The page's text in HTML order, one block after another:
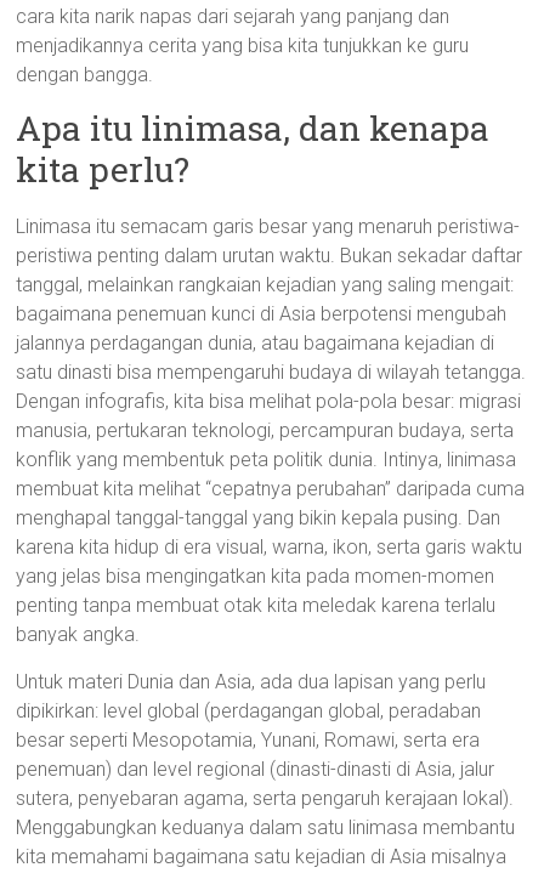
cara kita narik napas dari sejarah yang panjang dan
menjadikannya cerita yang bisa kita tunjukkan ke guru
dengan bangga.
Apa itu linimasa, dan kenapa
kita perlu?
Linimasa itu semacam garis besar yang menaruh peristiwa-
peristiwa penting dalam urutan waktu. Bukan sekadar daftar
tanggal, melainkan rangkaian kejadian yang saling mengait:
bagaimana penemuan kunci di Asia berpotensi mengubah
jalannya perdagangan dunia, atau bagaimana kejadian di
satu dinasti bisa mempengaruhi budaya di wilayah tetangga.
Dengan infografis, kita bisa melihat pola-pola besar: migrasi
manusia, pertukaran teknologi, percampuran budaya, serta
konflik yang membentuk peta politik dunia. Intinya, linimasa
membuat kita melihat “cepatnya perubahan” daripada cuma
menghapal tanggal-tanggal yang bikin kepala pusing. Dan
karena kita hidup di era visual, warna, ikon, serta garis waktu
yang jelas bisa mengingatkan kita pada momen-momen
penting tanpa membuat otak kita meledak karena terlalu
banyak angka.
Untuk materi Dunia dan Asia, ada dua lapisan yang perlu
dipikirkan: level global (perdagangan global, peradaban
besar seperti Mesopotamia, Yunani, Romawi, serta era
penemuan) dan level regional (dinasti-dinasti di Asia, jalur
sutera, penyebaran agama, serta pengaruh kerajaan lokal).
Menggabungkan keduanya dalam satu linimasa membantu
kita memahami bagaimana satu kejadian di Asia misalnya